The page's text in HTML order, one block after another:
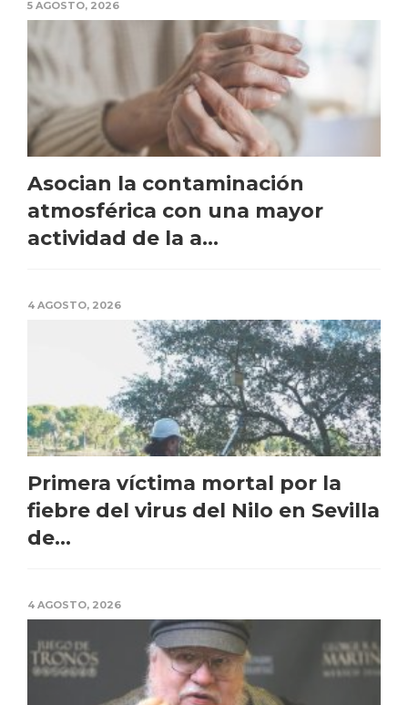
5 AGOSTO, 2026
Asocian la contaminación
atmosférica con una mayor
actividad de la a...
4 AGOSTO, 2026
Primera víctima mortal por la
fiebre del virus del Nilo en Sevilla
de...
4 AGOSTO, 2026